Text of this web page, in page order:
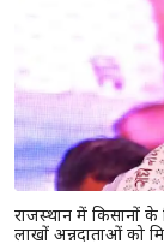
राजस्थान में किसानों के
लाखों अन्नदाताओं को